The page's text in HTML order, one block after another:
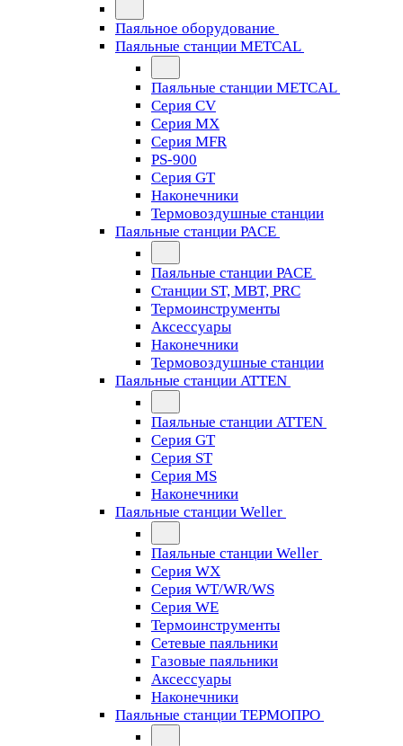
Паяльное оборудование
Паяльные станции METCAL
Паяльные станции METCAL
Серия CV
Серия MX
Серия MFR
PS-900
Серия GT
Наконечники
Термовоздушные станции
Паяльные станции PACE
Паяльные станции PACE
Станции ST, MBT, PRC
Термоинструменты
Аксессуары
Наконечники
Термовоздушные станции
Паяльные станции ATTEN
Паяльные станции ATTEN
Серия GT
Серия ST
Серия MS
Наконечники
Паяльные станции Weller
Паяльные станции Weller
Серия WX
Серия WT/WR/WS
Серия WE
Термоинструменты
Сетевые паяльники
Газовые паяльники
Аксессуары
Наконечники
Паяльные станции ТЕРМОПРО